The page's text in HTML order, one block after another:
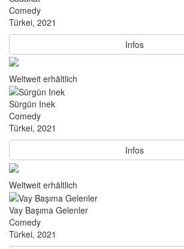
Comedy
Türkei, 2021
Infos
Weltweit erhältlich
Sürgün Inek
Comedy
Türkei, 2021
Infos
Weltweit erhältlich
Vay Başıma Gelenler
Comedy
Türkei, 2021